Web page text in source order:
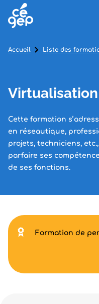
Cette formation
en réseautique,
projets, techniciens,
parfaire ses
de ses fonctions.
Accueil Liste des
Formation de